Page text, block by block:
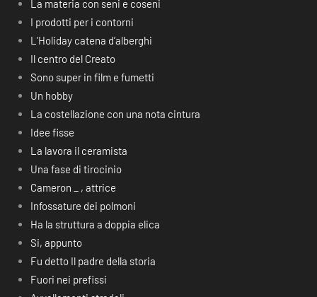
La materia con seni e coseni
I prodotti per i contorni
L’Holiday catena d’alberghi
Il centro del Creato
Sono super in film e fumetti
Un hobby
La costellazione con una nota cintura
Idee fisse
La lavora il ceramista
Una fase di tirocinio
Cameron _ , attrice
Infossature dei polmoni
Ha la struttura a doppia elica
Si, appunto
Fu detto Il padre della storia
Fuori nei prefissi